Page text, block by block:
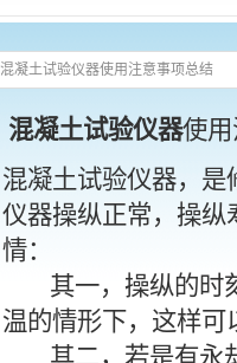
混凝土试验仪器使用注意事项总结
混凝土试验仪器使
混凝土试验仪器，
仪器操纵正常，操纵
情：
其一，操纵的时刻
温的情形下，这样